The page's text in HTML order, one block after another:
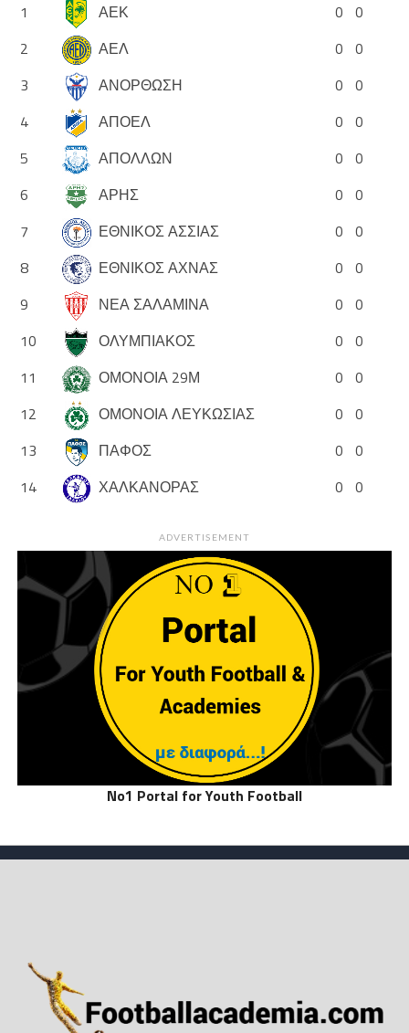
1
ΑΕΚ 0 0
2
ΑΕΛ 0 0
3
ΑΝΟΡΘΩΣΗ 0 0
4
ΑΠΟΕΛ 0 0
5
ΑΠΟΛΛΩΝ 0 0
6
ΑΡΗΣ 0 0
7
ΕΘΝΙΚΟΣ ΑΣΣΙΑΣ 0 0
8
ΕΘΝΙΚΟΣ ΑΧΝΑΣ 0 0
9
ΝΕΑ ΣΑΛΑΜΙΝΑ 0 0
10
ΟΛΥΜΠΙΑΚΟΣ 0 0
11
ΟΜΟΝΟΙΑ 29Μ 0 0
12
ΟΜΟΝΟΙΑ ΛΕΥΚΩΣΙΑΣ 0 0
13
ΠΑΦΟΣ 0 0
14
ΧΑΛΚΑΝΟΡΑΣ 0 0
ADVERTISEMENT
No1 Portal for Youth Football